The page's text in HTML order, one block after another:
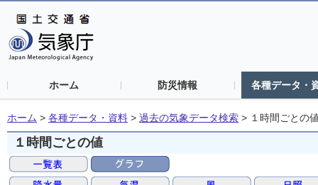
ホーム 防災情報 各種データ・
ホーム > 各種データ・資料 > 過去の気象データ検索 > １時間ごとの
１時間ごとの値